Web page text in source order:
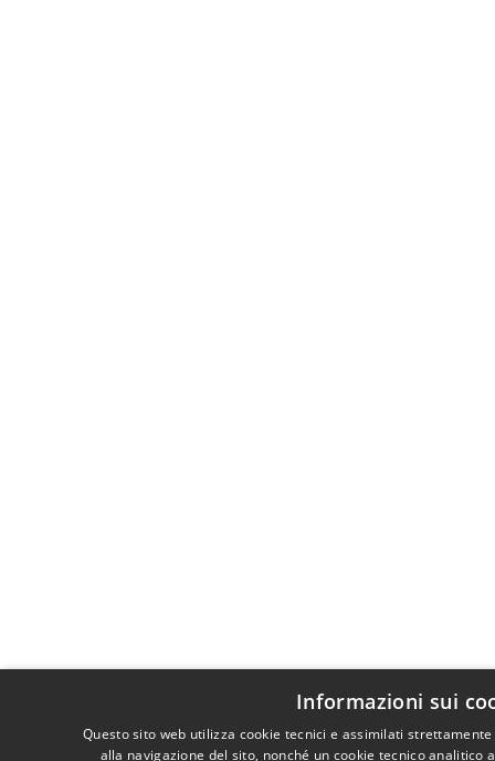
Informazioni sui
Questo sito web utilizza cookie tecnici e assimilati
alla navigazione del sito, nonché un cookie tecnico